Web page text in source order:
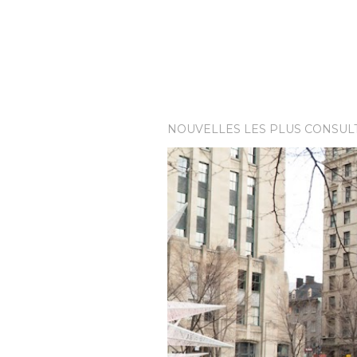
NOUVELLES LES PLUS